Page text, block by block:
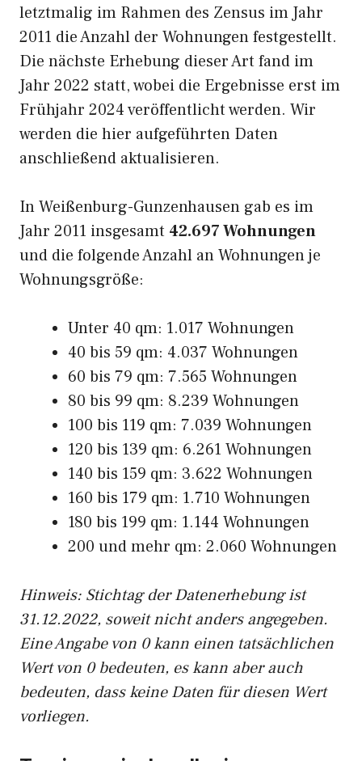
letztmalig im Rahmen des Zensus im Jahr
2011 die Anzahl der Wohnungen festgestellt.
Die nächste Erhebung dieser Art fand im
Jahr 2022 statt, wobei die Ergebnisse erst im
Frühjahr 2024 veröffentlicht werden. Wir
werden die hier aufgeführten Daten
anschließend aktualisieren.
In Weißenburg-Gunzenhausen gab es im
Jahr 2011 insgesamt 42.697 Wohnungen
und die folgende Anzahl an Wohnungen je
Wohnungsgröße:
Unter 40 qm: 1.017 Wohnungen
40 bis 59 qm: 4.037 Wohnungen
60 bis 79 qm: 7.565 Wohnungen
80 bis 99 qm: 8.239 Wohnungen
100 bis 119 qm: 7.039 Wohnungen
120 bis 139 qm: 6.261 Wohnungen
140 bis 159 qm: 3.622 Wohnungen
160 bis 179 qm: 1.710 Wohnungen
180 bis 199 qm: 1.144 Wohnungen
200 und mehr qm: 2.060 Wohnungen
Hinweis: Stichtag der Datenerhebung ist
31.12.2022, soweit nicht anders angegeben.
Eine Angabe von 0 kann einen tatsächlichen
Wert von 0 bedeuten, es kann aber auch
bedeuten, dass keine Daten für diesen Wert
vorliegen.